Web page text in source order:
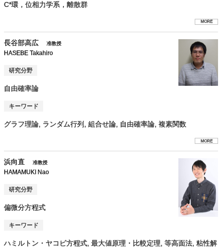
C*環，位相力学系，離散群
MORE
長谷部高広 准教授
HASEBE Takahiro
研究分野
自由確率論
キーワード
グラフ理論, ランダム行列, 組合せ論, 自由確率論, 複素関数
MORE
浜向直 准教授
HAMAMUKI Nao
研究分野
偏微分方程式
キーワード
ハミルトン・ヤコビ方程式, 最大値原理・比較定理, 等高面法, 粘性解